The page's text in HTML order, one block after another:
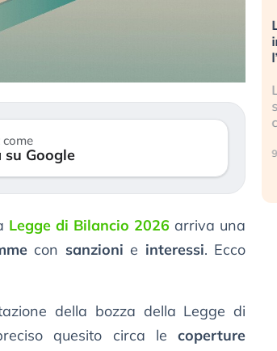
Google
Legge di Bilancio 2026 arriva una
con sanzioni e interessi. Ecco
della bozza della Legge di
quesito circa lecoperture
(…)
insabbiamento sui data center per
sembrano non valere per i data
center e le big (…)
9 luglio 2026